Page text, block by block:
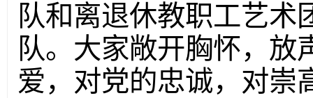
队和离退休教职工艺术
队。大家敞开胸怀，放
爱，对党的忠诚，对崇